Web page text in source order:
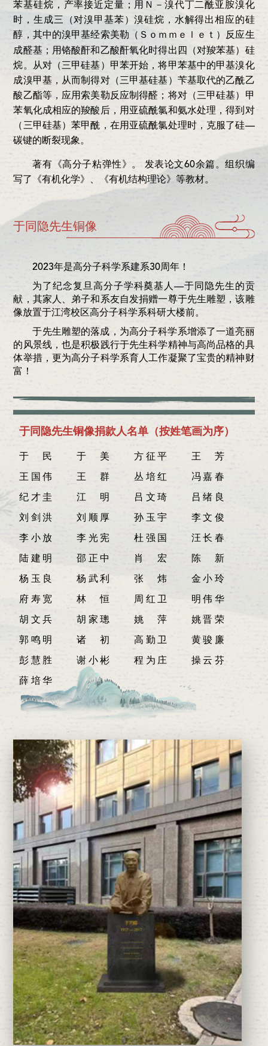
苯基硅烷，产率接近定量；用Ｎ－溴代丁二酰亚胺溴化
时，生成三（对溴甲基苯）溴硅烷，水解得出相应的硅
醇，其中的溴甲基经索美勒 （Ｓｏｍｍｅｌｅｔ）反应生
成醛基；用铬酸酐和乙酸酐氧化时得出四（对羧苯基）硅
烷。从对（三甲硅基）甲苯开始，将甲苯基中的甲基溴化
成溴甲基，从而制得对（三甲基硅基）苄基取代的乙酰乙
酸乙酯等，应用索美勒反应制得醛；将对（三甲硅基）甲
苯氧化成相应的羧酸后，用亚硫酰氯和氨水处理，得到对
（三甲硅基）苯甲酰，在用亚硫酰氯处理时，克服了硅—
碳键的断裂现象。
著有《高分子粘弹性》。 发表论文60余篇。组织编
写了《有机化学》、《有机结构理论》等教材。
于同隐先生铜像
2023年是高分子科学系建系30周年！
为了纪念复旦高分子学科奠基人—于同隐先生的贡
献，其家人、弟子和系友自发捐赠一尊于先生雕塑，该雕
像放置于江湾校区高分子科学系科研大楼前。
于先生雕塑的落成，为高分子科学系增添了一道亮丽
的风景线，也是积极践行于先生科学精神与高尚品格的具
体举措，更为高分子科学系育人工作凝聚了宝贵的精神财
富！
于同隐先生铜像捐款人名单（按姓笔画为序）
于民 于美 方征平 王芳
王国伟 王群 丛培红 冯嘉春
纪才圭 江明 吕文琦 吕绪良
刘剑洪 刘顺厚 孙玉宇 李文俊
李小放 李光宪 杜强国 汪长春
陆建明 邵正中 肖宏 陈新
杨玉良 杨武利 张炜 金小玲
府寿宽 林恒 周红卫 明伟华
胡文兵 胡家璁 姚萍 姚晋荣
郭鸣明 诸初 高勤卫 黄骏廉
彭慧胜 谢小彬 程为庄 操云芬
薛培华